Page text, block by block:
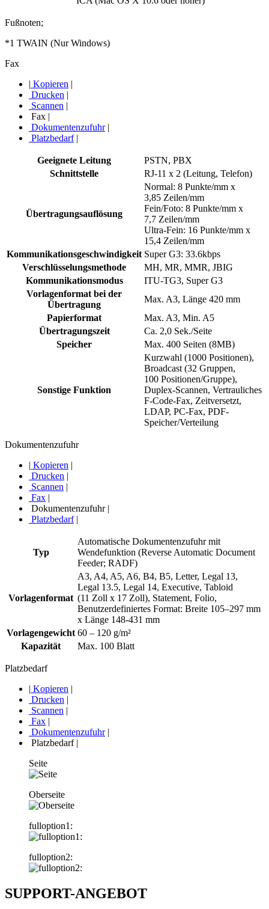
Fußnoten;
*1 TWAIN (Nur Windows)
Fax
| Kopieren |
Drucken |
Scannen |
Fax |
Dokumentenzufuhr|
Platzbedarf|
Geeignete Leitung
PSTN, PBX
Schnittstelle
RJ-11 x 2 (Leitung, Telefon)
Übertragungsauflösung
Normal: 8 Punkte/mm x
3,85 Zeilen/mm
Fein/Foto: 8 Punkte/mm x
7,7 Zeilen/mm
Ultra-Fein: 16 Punkte/mm x
15,4 Zeilen/mm
Kommunikationsgeschwindigkeit Super G3: 33.6kbps
Verschlüsselungsmethode
MH, MR, MMR, JBIG
Kommunikationsmodus
ITU-TG3, Super G3
Vorlagenformat bei der
Übertragung
Max. A3, Länge 420 mm
Papierformat
Max. A3, Min. A5
Übertragungszeit
Ca. 2,0 Sek./Seite
Speicher
Max. 400 Seiten (8MB)
Sonstige Funktion
Kurzwahl (1000 Positionen),
Broadcast (32 Gruppen,
100 Positionen/Gruppe),
Duplex-Scannen, Vertrauliches
F-Code-Fax, Zeitversetzt,
LDAP, PC-Fax, PDF-
Speicher/Verteilung
Dokumentenzufuhr
| Kopieren |
Drucken |
Scannen |
Fax |
Dokumentenzufuhr|
Platzbedarf|
Typ
Automatische Dokumentenzufuhr mit
Wendefunktion (Reverse Automatic Document
Feeder; RADF)
Vorlagenformat
A3, A4, A5, A6, B4, B5, Letter, Legal 13,
Legal 13.5, Legal 14, Executive, Tabloid
(11 Zoll x 17 Zoll), Statement, Folio,
Benutzerdefiniertes Format: Breite 105–297 mm
x Länge 148-431 mm
Vorlagengewicht 60 – 120 g/m²
Kapazität
Max. 100 Blatt
Platzbedarf
| Kopieren |
Drucken |
Scannen |
Fax |
Dokumentenzufuhr|
Platzbedarf|
Seite
Oberseite
fulloption1:
fulloption2:
SUPPORT-ANGEBOT